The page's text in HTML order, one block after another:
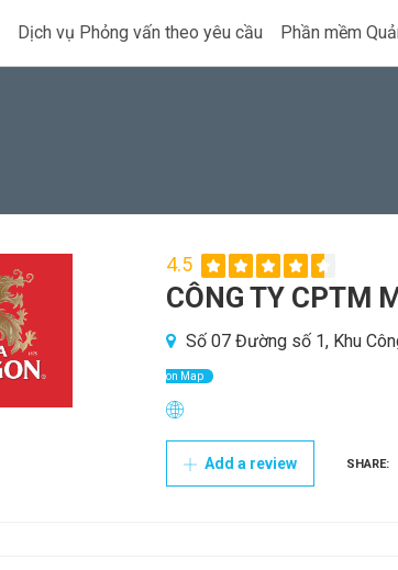
Dịch vụ Phỏng vấn theo yêu cầu Phần mềm
4.5
CÔNG TY CPTM
Số 07 Đường số 1, Khu
on Map
Add a review SHARE: